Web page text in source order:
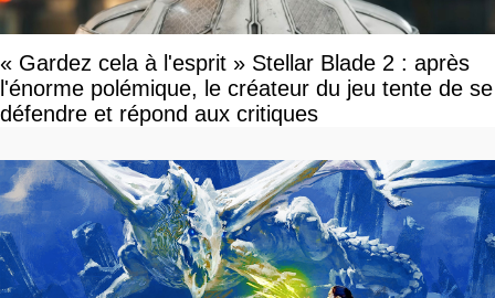
« Gardez cela à l'esprit » Stellar Blade 2 : après
l'énorme polémique, le créateur du jeu tente de se
défendre et répond aux critiques